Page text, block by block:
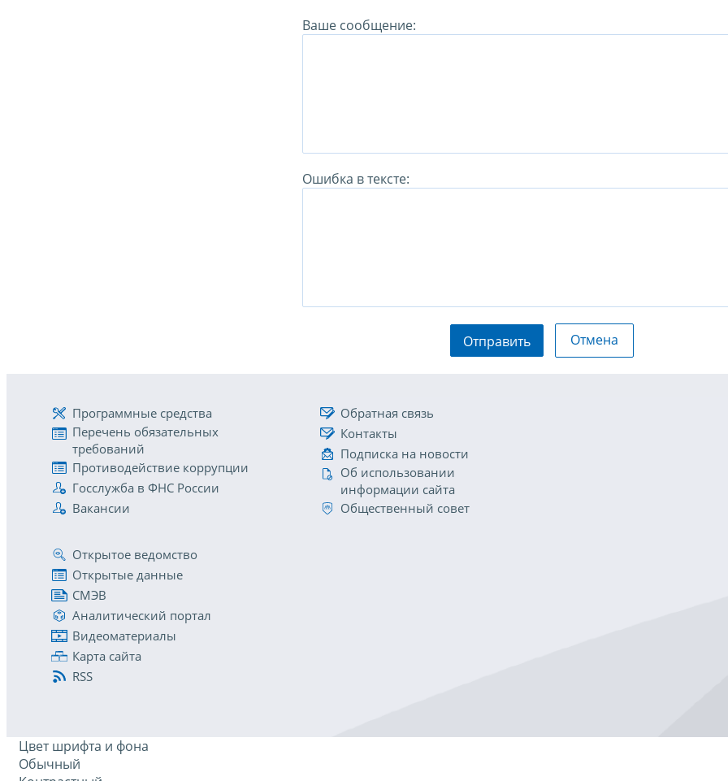
Ваше сообщение:
Ошибка в тексте:
Отправить Отмена
Программные средства
Перечень обязательных
требований
Противодействие коррупции
Госслужба в ФНС России
Вакансии
Обратная связь
Контакты
Подписка на новости
Об использовании
информации сайта
Общественный совет
Открытое ведомство
Открытые данные
СМЭВ
Аналитический портал
Видеоматериалы
Карта сайта
RSS
Цвет шрифта и фона
Обычный